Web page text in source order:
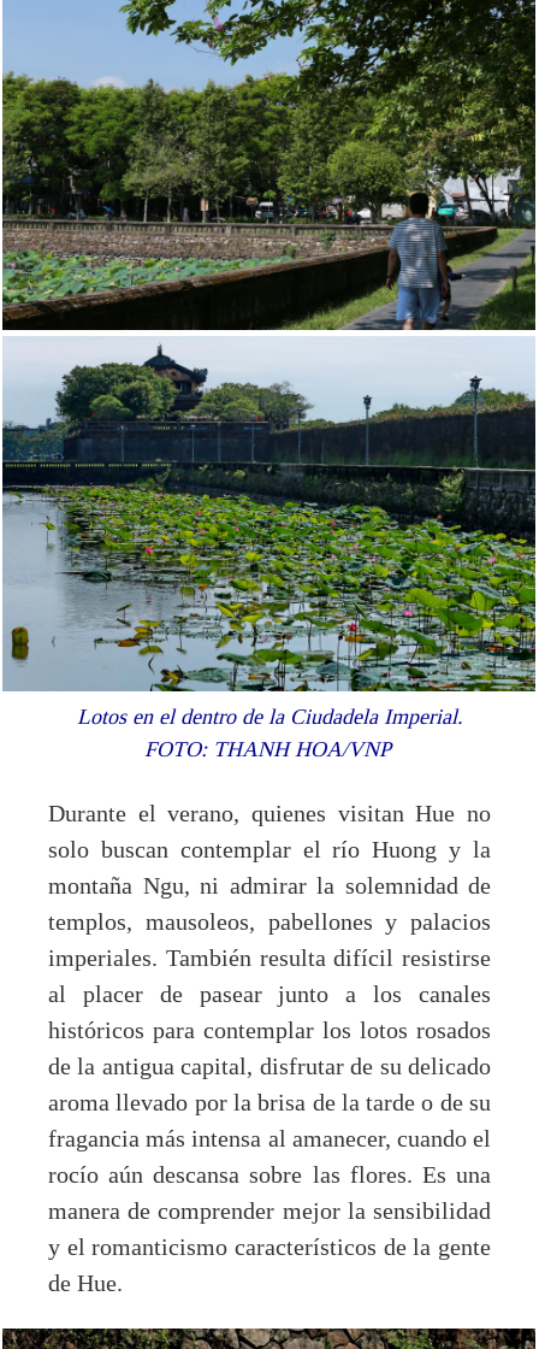
Lotos en el dentro de la Ciudadela Imperial.
FOTO: THANH HOA/VNP
Durante el verano, quienes visitan Hue no
solo buscan contemplar el río Huong y la
montaña Ngu, ni admirar la solemnidad de
templos, mausoleos, pabellones y palacios
imperiales. También resulta difícil resistirse
al placer de pasear junto a los canales
históricos para contemplar los lotos rosados
de la antigua capital, disfrutar de su delicado
aroma llevado por la brisa de la tarde o de su
fragancia más intensa al amanecer, cuando el
rocío aún descansa sobre las flores. Es una
manera de comprender mejor la sensibilidad
y el romanticismo característicos de la gente
de Hue.